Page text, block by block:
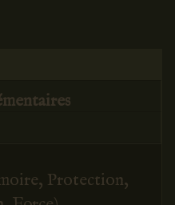
Protection,
Force)